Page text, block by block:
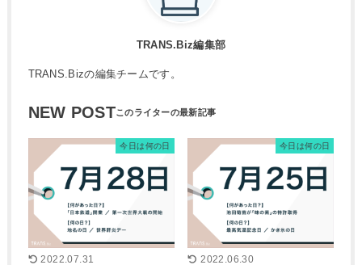
TRANS.Biz編集部
TRANS.Bizの編集チームです。
NEW POST
今日は何の日
2022.07.31
今日は何の日
2022.06.30